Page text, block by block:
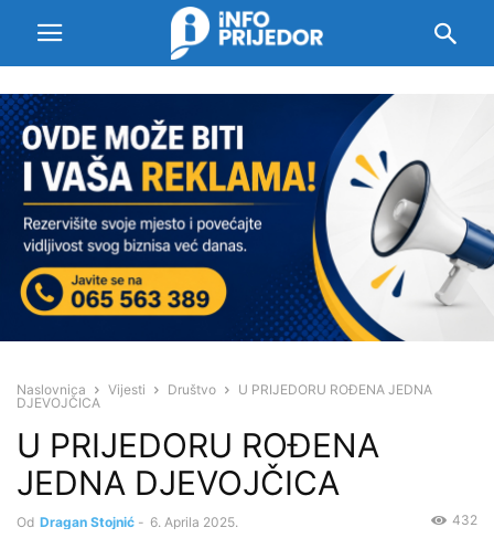
Naslovnica Vijesti Društvo
U PRIJEDORU ROĐENA JEDNA
DJEVOJČICA
U PRIJEDORU ROĐENA
JEDNA DJEVOJČICA
Od Dragan Stojnić - 6. Aprila 2025. 432